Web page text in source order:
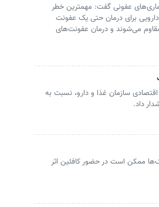
عفونی گفت: مهمترین خطر
برای درمان حتی یک عفونت
می‌شوند و درمان عفونت‌های
سازمان غذا و دارو، نسبت به
داد.
ممکن است در حضور کافئین اثر